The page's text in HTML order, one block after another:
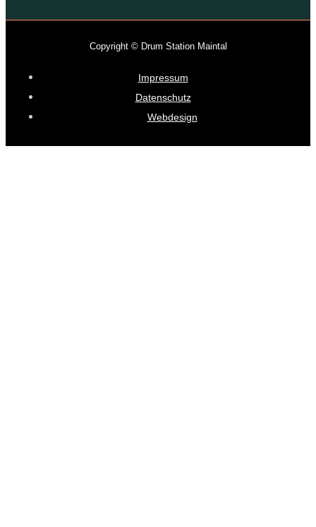
Copyright © Drum Station Maintal
Impressum
Datenschutz
Webdesign